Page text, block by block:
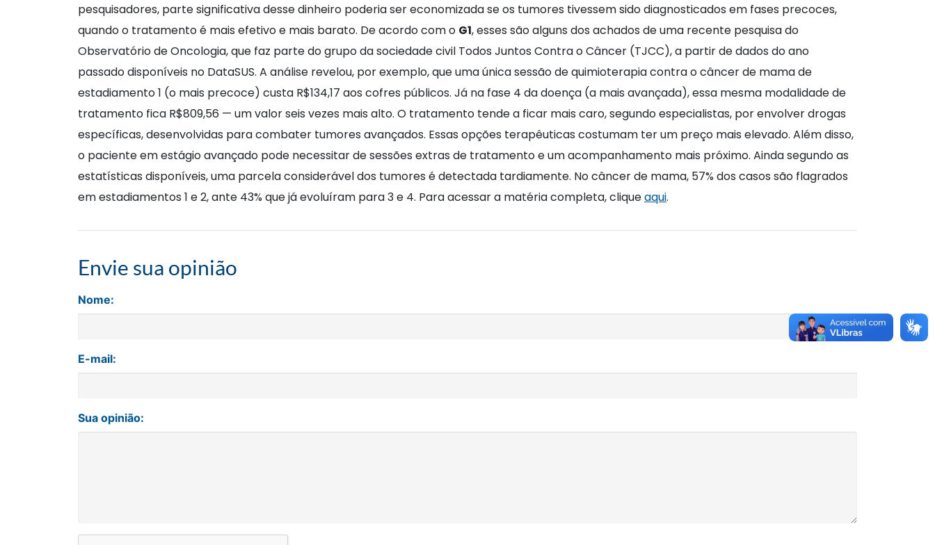
pesquisadores, parte significativa desse dinheiro poderia ser economizada se os tumores tivessem sido diagnosticados em fases precoces,
quando o tratamento é mais efetivo e mais barato. De acordo com o G1, esses são alguns dos achados de uma recente pesquisa do
Observatório de Oncologia, que faz parte do grupo da sociedade civil Todos Juntos Contra o Câncer (TJCC), a partir de dados do ano
passado disponíveis no DataSUS. A análise revelou, por exemplo, que uma única sessão de quimioterapia contra o câncer de mama de
estadiamento 1 (o mais precoce) custa R$134,17 aos cofres públicos. Já na fase 4 da doença (a mais avançada), essa mesma modalidade de
tratamento fica R$809,56 — um valor seis vezes mais alto. O tratamento tende a ficar mais caro, segundo especialistas, por envolver drogas
específicas, desenvolvidas para combater tumores avançados. Essas opções terapêuticas costumam ter um preço mais elevado. Além disso,
o paciente em estágio avançado pode necessitar de sessões extras de tratamento e um acompanhamento mais próximo. Ainda segundo as
estatísticas disponíveis, uma parcela considerável dos tumores é detectada tardiamente. No câncer de mama, 57% dos casos são flagrados
em estadiamentos 1 e 2, ante 43% que já evoluíram para 3 e 4. Para acessar a matéria completa, cliqueaqui.
Envie sua opinião
Nome:
E-mail:
Sua opinião: